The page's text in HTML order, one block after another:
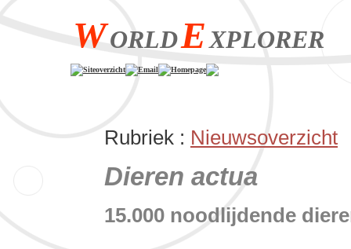
WORLDEXPLORER
Siteoverzicht Email Homepage
Rubriek : Nieuwsoverzicht
Dieren actua
15.000 noodlijdende